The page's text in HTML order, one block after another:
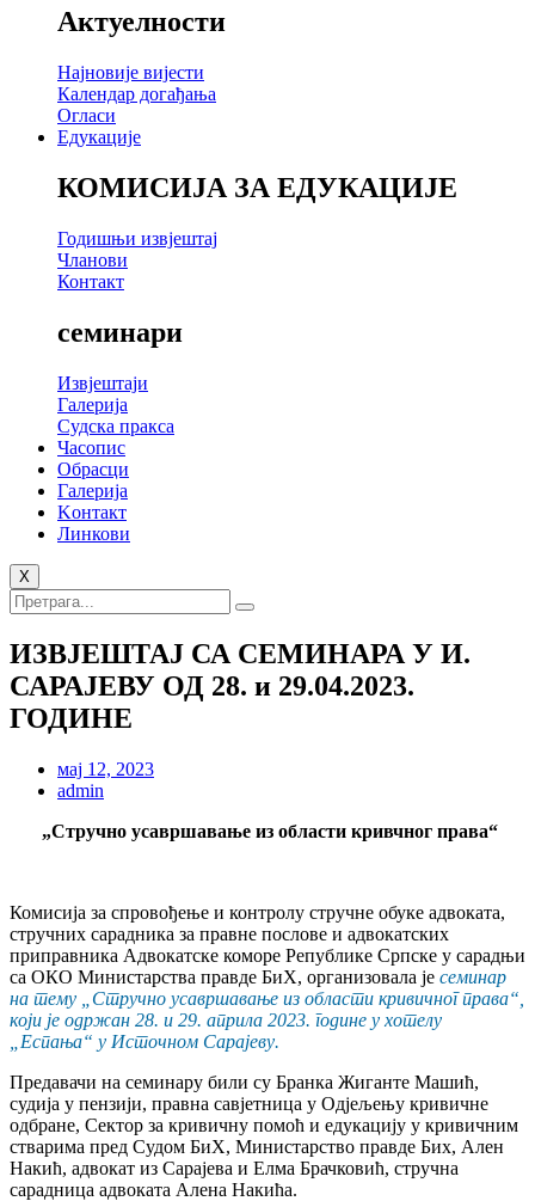
Актуелности
Најновије вијести
Календар догађања
Огласи
Едукације
КОМИСИЈА ЗА ЕДУКАЦИЈЕ
Годишњи извјештај
Чланови
Контакт
семинари
Извјештаји
Галерија
Судска пракса
Часопис
Обрасци
Галерија
Kонтакт
Линкови
X
ИЗВЈЕШТАЈ СА СЕМИНАРА У И.
САРАЈЕВУ ОД 28. и 29.04.2023.
ГОДИНЕ
мај 12, 2023
admin
„Стручно усавршавање из области кривчног права“
Комисија за спровођење и контролу стручне обуке aдвоката,
стручних сарадника за правне послове и aдвокатских
приправника Адвокатске коморе Републике Српске у сарадњи
са ОКО Министарства правде БиХ, организовала је семинар
на тему „ Стручно усавршавање из области кривичног права“
који је одржан 28. и 29. априла 2023. године у хотелу
„Еспања“ у Источном Сарајеву.
Предавачи на семинару били су Бранка Жиганте Машић,
судија у пензији, правна савјетница у Одјељењу кривичне
одбране, Сектор за кривичну помоћ и едукацију у кривичним
стварима пред Судом БиХ, Министарство правде Бих, Ален
Накић, адвокат из Сарајева и Елма Брачковић, стручна
сарадница адвоката Алена Накића.